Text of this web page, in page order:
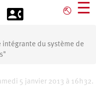
⎋ ☰
intégrante du système de
5 janvier 2013 à 16h32.